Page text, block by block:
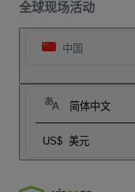
全球现场活动
中国
简体中文
US$ 美元